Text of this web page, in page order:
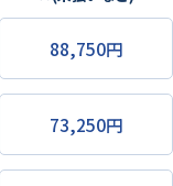
88,750円
73,250円